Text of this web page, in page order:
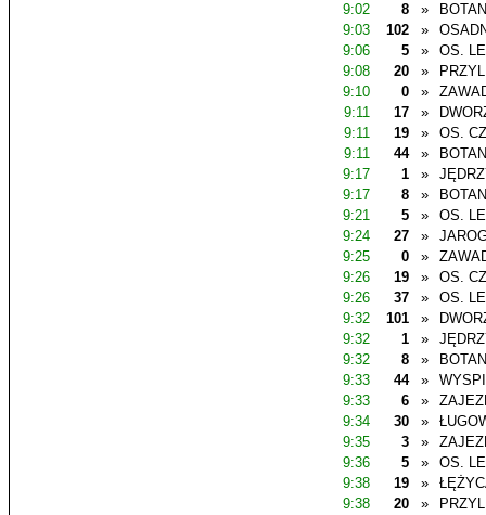
9:02
8 »
9:03
102 »
9:06
5 »
OS.
9:08
20 »
9:10
0 »
9:11
17 »
9:11
19 »
OS.
9:11
44 »
9:17
1 »
9:17
8 »
9:21
5 »
OS.
9:24
27 »
9:25
0 »
9:26
19 »
OS.
9:26
37 »
OS.
9:32
101 »
9:32
1 »
9:32
8 »
9:33
44 »
9:33
6 »
9:34
30 »
9:35
3 »
9:36
5 »
OS.
9:38
19 »
9:38
20 »